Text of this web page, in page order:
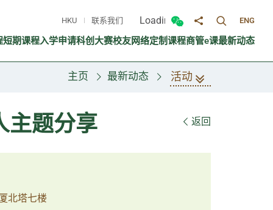
HKU 联系我们 Loading...
切换微信面板
分享至切换搜寻面
ENG
短期课程入学申请科创大赛校友网络定制课程商管e课最新动态
主页 最新动态 活动
主题分享 返回
北塔七楼